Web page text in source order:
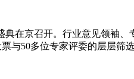
在京召开。行业意见领袖
50多位专家评委的层层筛